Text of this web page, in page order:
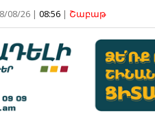
08/26 | 08:56 | Շաբաթ